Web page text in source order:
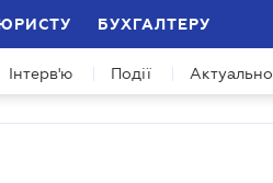
БУХГАЛТЕРУ
Інтерв'ю Події Актуально